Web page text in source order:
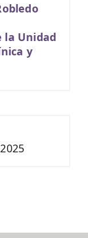
la Unidad
y